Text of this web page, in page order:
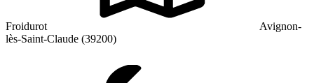
Froidurot
Avignon-
lès-Saint-Claude (39200)